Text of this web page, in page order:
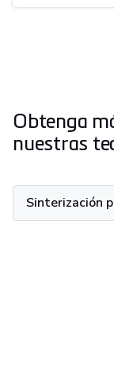
Obtenga
nuestras
Sinterización